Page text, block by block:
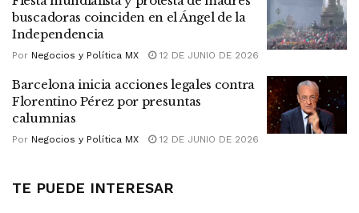
buscadoras coinciden en el Ángel de la
Independencia
Por Negocios y Política MX 12 DE JUNIO DE 2026
Barcelona inicia acciones legales contra
Florentino Pérez por presuntas
calumnias
Por Negocios y Política MX 12 DE JUNIO DE 2026
TE PUEDE INTERESAR